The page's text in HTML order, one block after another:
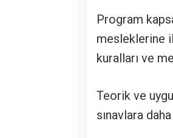
Program
mesleklerine
kuralları ve
Teorik ve
sınavlara